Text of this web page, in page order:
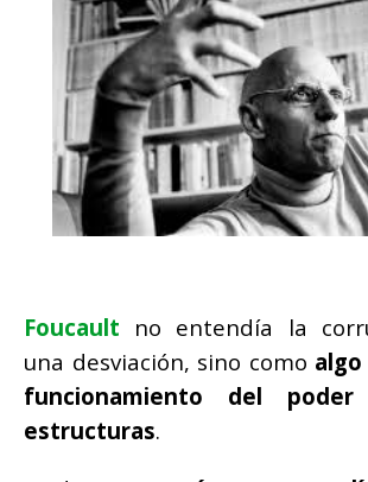
Foucault no entendía la
una desviación, sino como
funcionamiento del
estructuras.